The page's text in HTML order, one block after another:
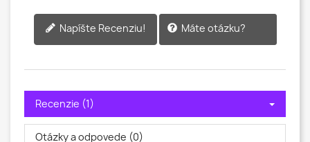
Napíšte Recenziu! Máte otázku?
Recenzie (1)
Otázky a odpovede (0)